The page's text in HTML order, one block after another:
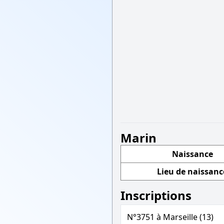
Marin
Naissance
Lieu de
Inscriptions
N°3751 à Marseille (13)